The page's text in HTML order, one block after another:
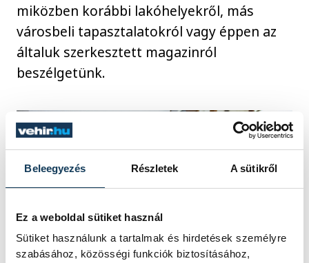
Beleegyezés Részletek A sütikről
Ez a weboldal sütiket használ
Sütiket használunk a tartalmak és hirdetések személyre
szabásához, közösségi funkciók biztosításához,
miközben korábbi lakóhelyekről, más
városbeli tapasztalatokról vagy éppen az
általuk szerkesztett magazinról
beszélgetünk.